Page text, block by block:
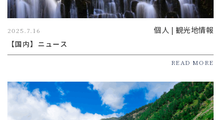
2025.7.16 個人 | 観光地情報
【国内】ニュース
READ MORE